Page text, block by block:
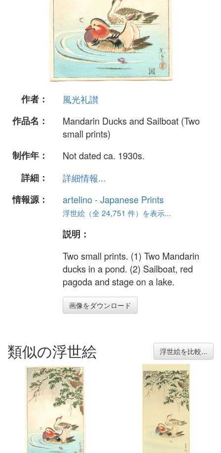
作者：
風光礼讃
作品名：
Mandarin Ducks and Sailboat (Two
small prints)
制作年：
Not dated ca. 1930s.
詳細：
詳細情報...
情報源：
artelino - Japanese Prints
浮世絵（全 24,751 件）を表示...
説明：
Two small prints. (1) Two Mandarin
ducks in a pond. (2) Sailboat, red
pagoda and stage on a lake.
画像をダウンロード
類似の浮世絵 浮世絵を比較...